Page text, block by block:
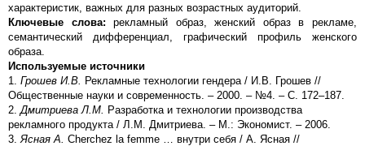
характеристик, важных для разных возрастных аудиторий.
Ключевые слова:рекламный образ, женский образ в рекламе,
семантический дифференциал, графический профиль женского
образа.
Используемые источники
1. Грошев И.В. Рекламные технологии гендера / И.В. Грошев //
Общественные науки и современность. – 2000. – №4. – С. 172–187.
2. Дмитриева Л.М. Разработка и технологии производства
рекламного продукта / Л.М. Дмитриева. – М.: Экономист. – 2006.
3. Ясная А. Cherchez la femme … внутри себя / А. Ясная //